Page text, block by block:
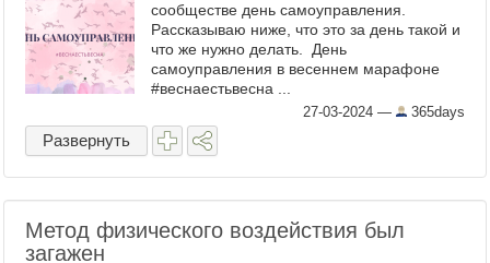
сообществе день самоуправления.
Рассказываю ниже, что это за день такой и
что же нужно делать. День
самоуправления в весеннем марафоне
#веснаестьвесна ...
27-03-2024 — 365days
Развернуть
Метод физического воздействия был
загажен